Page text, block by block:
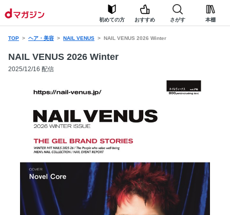
初めての方 おすすめ さがす 本棚
TOP ヘア・美容 NAIL VENUS NAIL VENUS 2026 Winter
NAIL VENUS 2026 Winter
2025/12/16 配信